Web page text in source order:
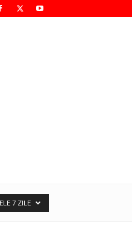
7 ZILE